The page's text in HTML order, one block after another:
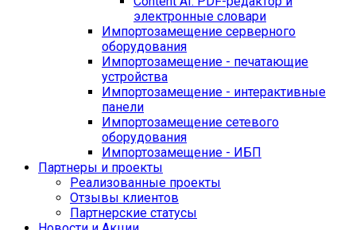
электронные словари
Импортозамещение серверного
оборудования
Импортозамещение - печатающие
устройства
Импортозамещение - интерактивные
панели
Импортозамещение сетевого
оборудования
Импортозамещение - ИБП
Партнеры и проекты
Реализованные проекты
Отзывы клиентов
Партнерские статусы